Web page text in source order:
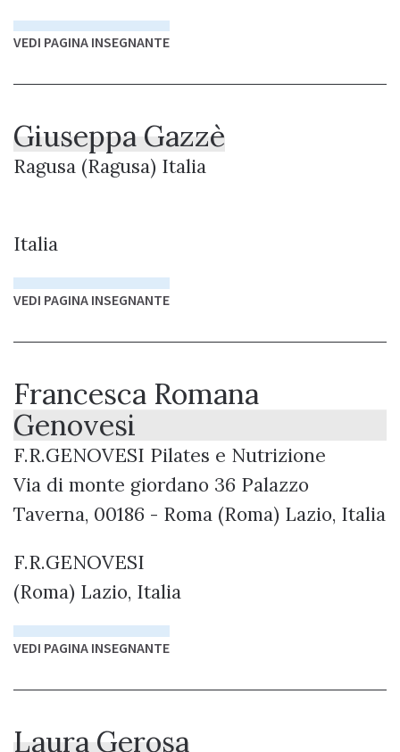
VEDI PAGINA INSEGNANTE
Giuseppa Gazzè
Ragusa (Ragusa) Italia
Italia
VEDI PAGINA INSEGNANTE
Francesca Romana
Genovesi
F.R.GENOVESI Pilates e Nutrizione
Via di monte giordano 36 Palazzo
Taverna, 00186 - Roma (Roma) Lazio, Italia
F.R.GENOVESI
(Roma) Lazio, Italia
VEDI PAGINA INSEGNANTE
Laura Gerosa